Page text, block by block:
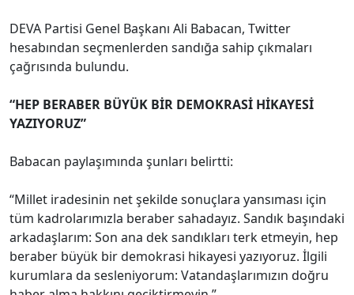
DEVA Partisi Genel Başkanı Ali Babacan, Twitter
hesabından seçmenlerden sandığa sahip çıkmaları
çağrısında bulundu.
“HEP BERABER BÜYÜK BİR DEMOKRASİ HİKAYESİ
YAZIYORUZ”
Babacan paylaşımında şunları belirtti:
“Millet iradesinin net şekilde sonuçlara yansıması için
tüm kadrolarımızla beraber sahadayız. Sandık başındaki
arkadaşlarım: Son ana dek sandıkları terk etmeyin, hep
beraber büyük bir demokrasi hikayesi yazıyoruz. İlgili
kurumlara da sesleniyorum: Vatandaşlarımızın doğru